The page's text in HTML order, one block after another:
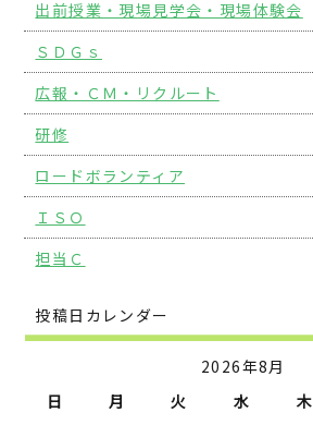
出前授業・現場見学会・現場体験会
ＳＤＧｓ
広報・ＣＭ・リクルート
研修
ロードボランティア
ＩＳＯ
担当Ｃ
投稿日カレンダー
2026年8月
日
月 火 水 木